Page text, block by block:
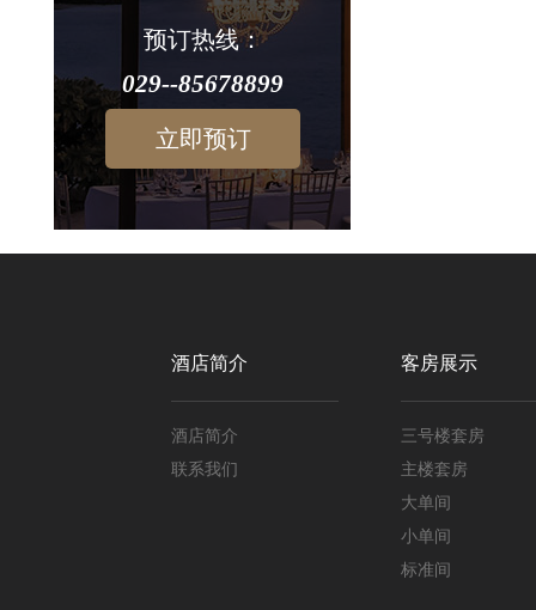
预订热线：
029--85678899
立即预订
酒店简介
酒店简介
联系我们
客房展示
三号楼套房
主楼套房
大单间
小单间
标准间